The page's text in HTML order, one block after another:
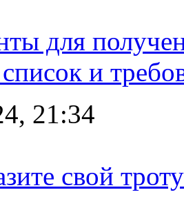
для
и
21:34
свой